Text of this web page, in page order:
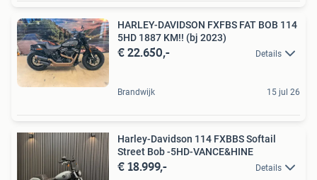
HARLEY-DAVIDSON FXFBS FAT BOB 114
5HD 1887 KM!! (bj 2023)
€ 22.650,- Details
Brandwijk 15 jul 26
Harley-Davidson 114 FXBBS Softail
Street Bob -5HD-VANCE&HINE
€ 18.999,- Details